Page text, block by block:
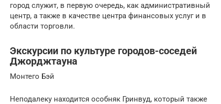
город служит, в первую очередь, как административный
центр, а также в качестве центра финансовых услуг и в
области торговли.
Экскурсии по культуре городов-соседей
Джорджтауна
Монтего Бэй
Неподалеку находится особняк Гринвуд, который также